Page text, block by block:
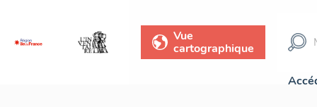
Vue
cartographique